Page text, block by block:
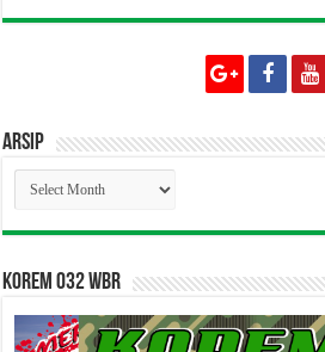
Arsip
Arsip
Korem 032 WBR